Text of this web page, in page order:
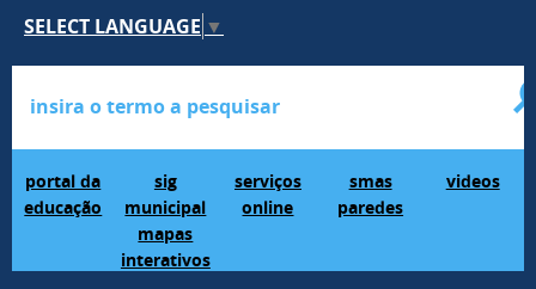
SELECT LANGUAGE ▼
portal da
educação
sig
municipal
mapas
interativos
serviços
online
smas
paredes
videos